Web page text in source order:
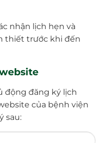
nhận lịch hẹn và
thiết trước khi đến
động đăng ký lịch
của bệnh viện
sau: